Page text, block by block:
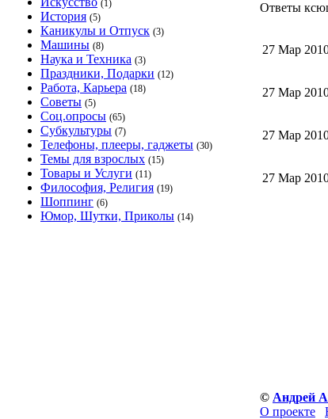
(1)
История (5)
Каникулы и Отпуск (3)
Машины (8)
Наука и Техника (3)
Праздники, Подарки (12)
Работа, Карьера (18)
Советы (5)
Соц.опросы (65)
Субкультуры (7)
Телефоны, плееры, гаджеты (30)
Темы для взрослых (15)
Товары и Услуги (11)
Философия, Религия (19)
Шоппинг (6)
Юмор, Шутки, Приколы (14)
Ответы
27 Мар
27 Мар
27 Мар
27 Мар
© Андрей
О проекте